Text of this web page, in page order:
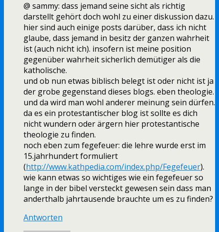
@ sammy: dass jemand seine sicht als richtig
darstellt gehört doch wohl zu einer diskussion dazu.
hier sind auch einige posts darüber, dass ich nicht
glaube, dass jemand in besitz der ganzen wahrheit
ist (auch nicht ich). insofern ist meine position
gegenüber wahrheit sicherlich demütiger als die
katholische.
und ob nun etwas biblisch belegt ist oder nicht ist ja
der grobe gegenstand dieses blogs. eben theologie.
und da wird man wohl anderer meinung sein dürfen.
da es ein protestantischer blog ist sollte es dich
nicht wundern oder ärgern hier protestantische
theologie zu finden.
noch eben zum fegefeuer: die lehre wurde erst im
15.jahrhundert formuliert
(http://www.kathpedia.com/index.php/Fegefeuer).
wie kann etwas so wichtiges wie ein fegefeuer so
lange in der bibel versteckt gewesen sein dass man
anderthalb jahrtausende brauchte um es zu finden?
Antworten